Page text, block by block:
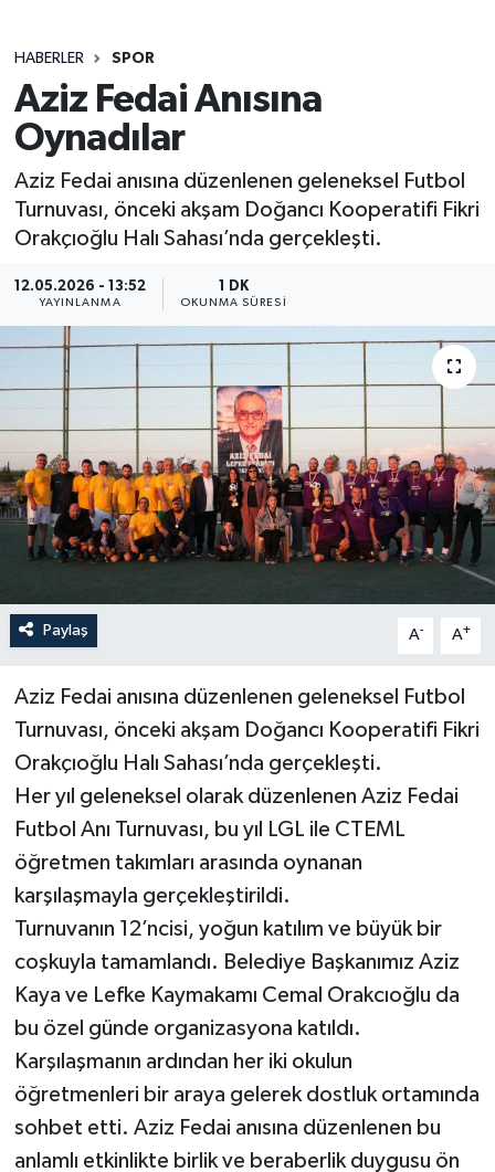
HABERLER SPOR
Aziz Fedai Anısına
Oynadılar
Aziz Fedai anısına düzenlenen geleneksel Futbol
Turnuvası, önceki akşam Doğancı Kooperatifi Fikri
Orakçıoğlu Halı Sahası’nda gerçekleşti.
12.05.2026 - 13:52
YAYINLANMA
1 DK
OKUNMA SÜRESI
Paylaş A- A+
Aziz Fedai anısına düzenlenen geleneksel Futbol
Turnuvası, önceki akşam Doğancı Kooperatifi Fikri
Orakçıoğlu Halı Sahası’nda gerçekleşti.
Her yıl geleneksel olarak düzenlenen Aziz Fedai
Futbol Anı Turnuvası, bu yıl LGL ile CTEML
öğretmen takımları arasında oynanan
karşılaşmayla gerçekleştirildi.
Turnuvanın 12’ncisi, yoğun katılım ve büyük bir
coşkuyla tamamlandı. Belediye Başkanımız Aziz
Kaya ve Lefke Kaymakamı Cemal Orakcıoğlu da
bu özel günde organizasyona katıldı.
Karşılaşmanın ardından her iki okulun
öğretmenleri bir araya gelerek dostluk ortamında
sohbet etti. Aziz Fedai anısına düzenlenen bu
anlamlı etkinlikte birlik ve beraberlik duygusu ön